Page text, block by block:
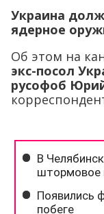
Украина
ядерное
Об этом на
экс-посол
русофоб